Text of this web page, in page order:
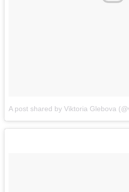
A post shared by Viktoria Glebova